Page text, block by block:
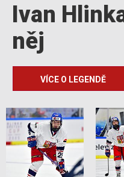
Ivan
něj
VÍCE O LEGENDĚ